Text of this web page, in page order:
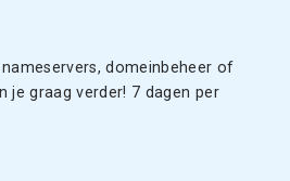
domeinbeheer of
je graag verder! 7 dagen per